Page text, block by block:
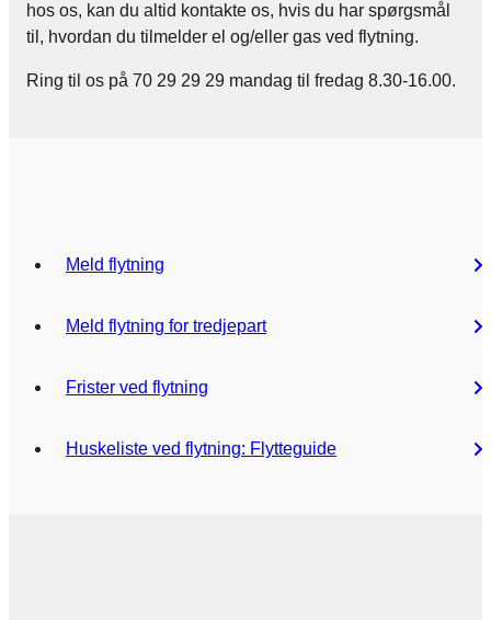
hos os, kan du altid kontakte os, hvis du har spørgsmål
til, hvordan du tilmelder el og/eller gas ved flytning.
Ring til os på 70 29 29 29 mandag til fredag 8.30-16.00.
Meld flytning
Meld flytning for tredjepart
Frister ved flytning
Huskeliste ved flytning: Flytteguide